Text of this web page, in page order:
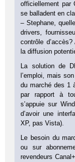
officiellement par
se balladent en
– Stephane,
drivers,
contrôle
la diffusion
La solution de
l’emploi, mais
du marché des 1
par rapport à
s’appuie sur
d’avoir une
XP, pas Vista).
Le besoin du
ou sur
revendeurs